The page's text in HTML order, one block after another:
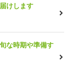
けします
な時期や準備す